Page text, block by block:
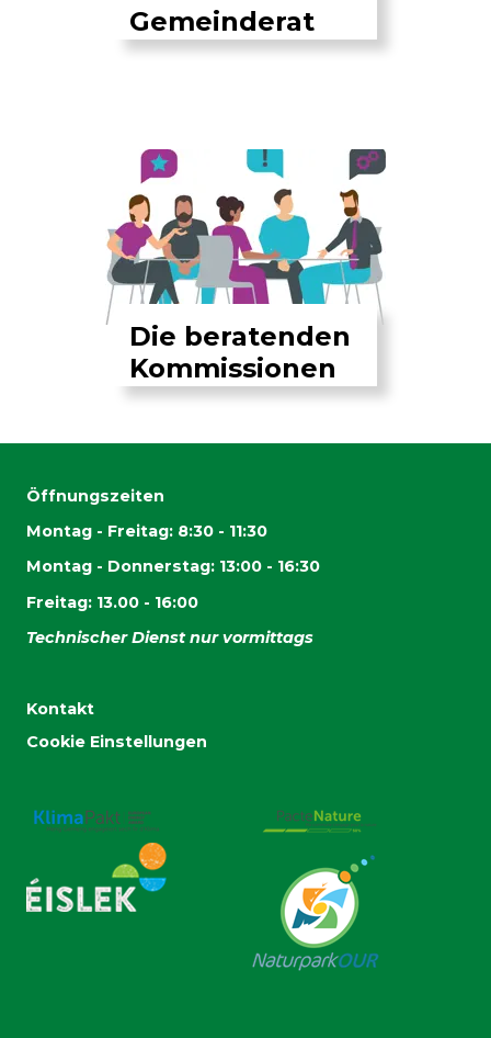
Gemeinderat
Die beratenden
Kommissionen
Öffnungszeiten
Montag - Freitag: 8:30 - 11:30
Montag - Donnerstag: 13:00 - 16:30
Freitag: 13.00 - 16:00
Technischer Dienst nur vormittags
Kontakt
Cookie Einstellungen